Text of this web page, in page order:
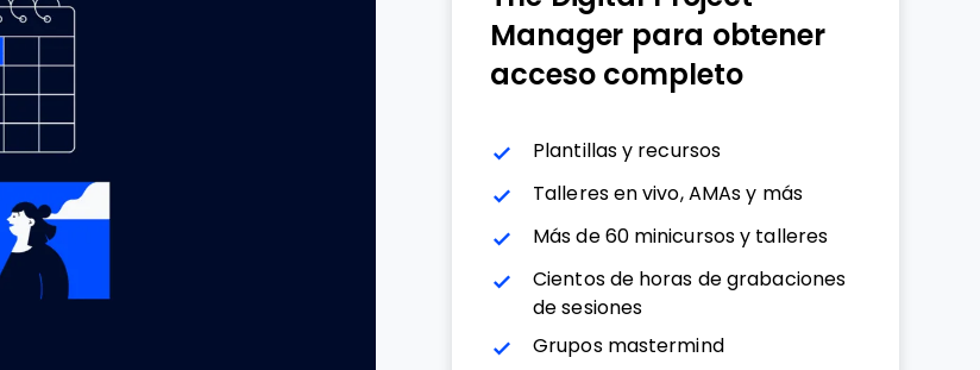
Manager para obtener
acceso completo
Plantillas y recursos
Talleres en vivo, AMAs y más
Más de 60 minicursos y talleres
Cientos de horas de grabaciones
de sesiones
Grupos mastermind